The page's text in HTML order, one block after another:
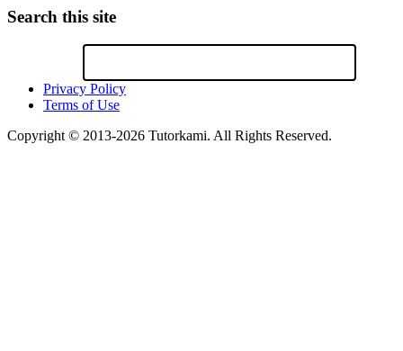
Search this site
Privacy Policy
Terms of Use
Copyright © 2013-2026 Tutorkami. All Rights Reserved.